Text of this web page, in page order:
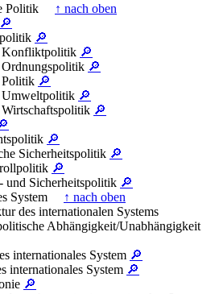
Politik
↑ nach oben
🔎
🔎
Konfliktpolitik 🔎
🔎
Politik 🔎
Umweltpolitik 🔎
🔎
🔎
Sicherheitspolitik 🔎
🔎
und Sicherheitspolitik 🔎
System
↑ nach oben
des internationalen Systems
Abhängigkeit/Unabhängigkeit
internationales System 🔎
internationales System 🔎
🔎